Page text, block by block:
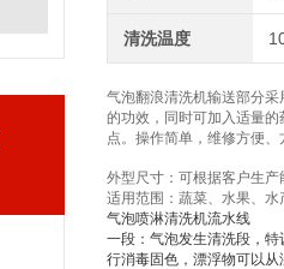
清洗温度
气泡翻浪清洗机输送部分采
的功效，同时可加入适量
点。操作简单，维修方便、
外型尺寸：可根据客户生产
适用范围：蔬菜、水果、
气泡喷淋清洗机流水线
一段：气泡发生清洗段，
行消毒固色，漂浮物可以